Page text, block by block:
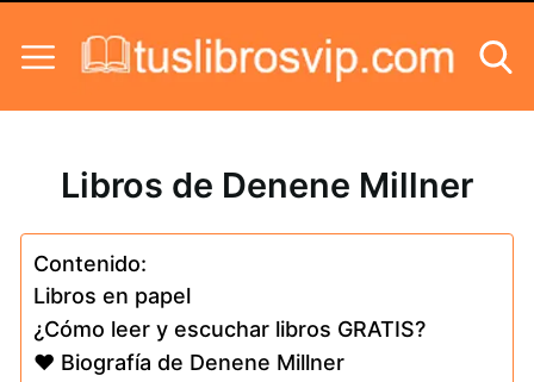
Libros de Denene Millner
Contenido:
Libros en papel
¿Cómo leer y escuchar libros GRATIS?
❤️ Biografía de Denene Millner